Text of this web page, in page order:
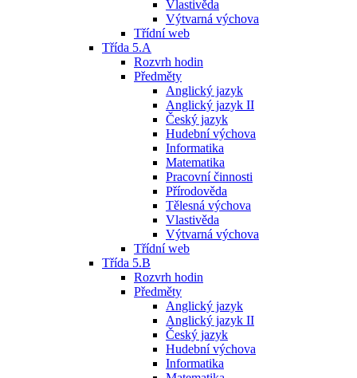
Vlastivěda
Výtvarná výchova
Třídní web
Třída 5.A
Rozvrh hodin
Předměty
Anglický jazyk
Anglický jazyk II
Český jazyk
Hudební výchova
Informatika
Matematika
Pracovní činnosti
Přírodověda
Tělesná výchova
Vlastivěda
Výtvarná výchova
Třídní web
Třída 5.B
Rozvrh hodin
Předměty
Anglický jazyk
Anglický jazyk II
Český jazyk
Hudební výchova
Informatika